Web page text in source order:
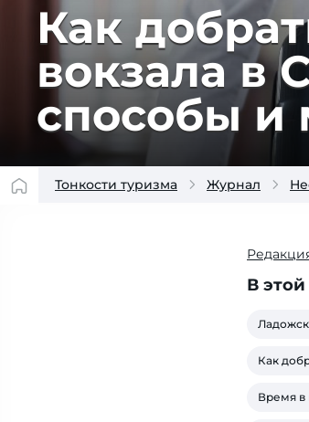
Как
вокзала в
способы
Тонкости туризма Журнал
как
до
вокзала
В этой
Как
Время в